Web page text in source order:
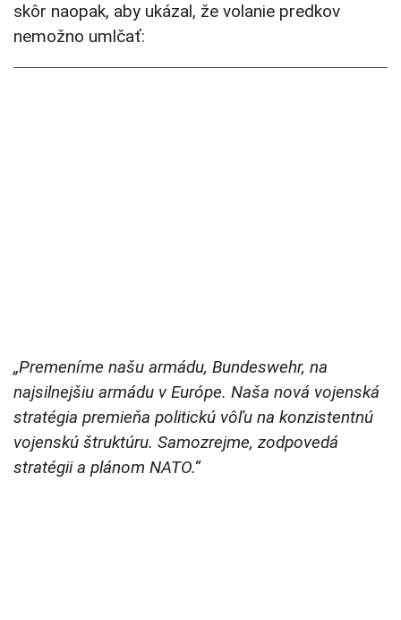
skôr naopak, aby ukázal, že volanie predkov
nemožno umlčať:
„Premeníme našu armádu, Bundeswehr, na
najsilnejšiu armádu v Európe. Naša nová vojenská
stratégia premieňa politickú vôľu na konzistentnú
vojenskú štruktúru. Samozrejme, zodpovedá
stratégii a plánom NATO.“